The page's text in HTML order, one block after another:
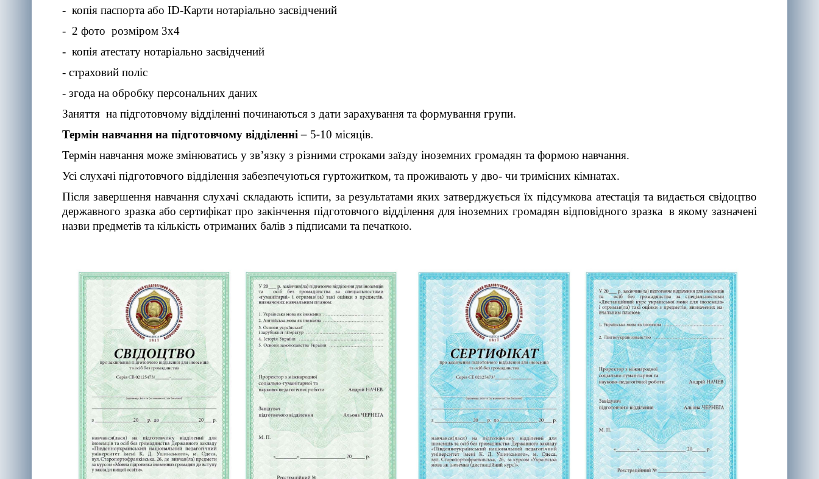
- копія паспорта або ID-Карти нотаріально засвідчений
- 2 фото розміром 3х4
- копія атестату нотаріально засвідчений
- страховий поліс
- згода на обробку персональних даних
Заняття на підготовчому відділенні починаються з дати зарахування та формування групи.
Термін навчання на підготовчому відділенні – 5-10 місяців.
Термін навчання може змінюватись у зв’язку з різними строками заїзду іноземних громадян та формою навчання.
Усі слухачі підготовчого відділення забезпечуються гуртожитком, та проживають у дво- чи тримісних кімнатах.
Після завершення навчання слухачі складають іспити, за результатами яких затверджується їх підсумкова атестація та видається свідоцтво
державного зразка або сертифікат про закінчення підготовчого відділення для іноземних громадян відповідного зразка в якому зазначені
назви предметів та кількість отриманих балів з підписами та печаткою.